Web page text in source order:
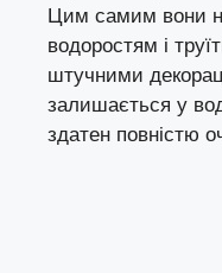
Цим самим вони
водоростям і
штучними
залишається у
здатен повністю